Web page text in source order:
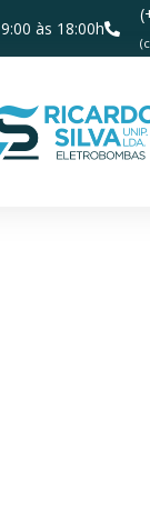
9:00 às 18:00h